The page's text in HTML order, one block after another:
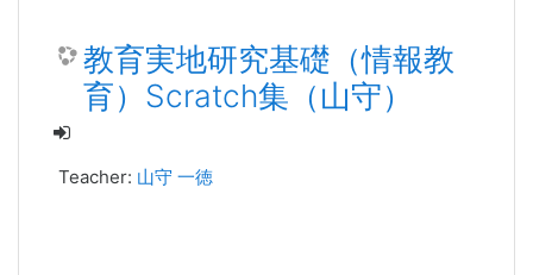
教育実地研究基礎（情報教
育）Scratch集（山守）
Teacher: 山守 一徳